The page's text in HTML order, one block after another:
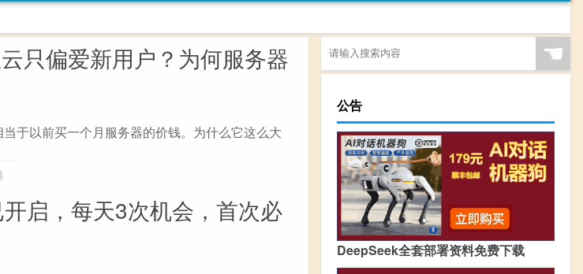
只偏爱新用户？为何服务器
于以前买一个月服务器的价钱。为什么它这么大
启，每天3次机会，首次必
☚
公告
DeepSeek全套部署资料免费下载